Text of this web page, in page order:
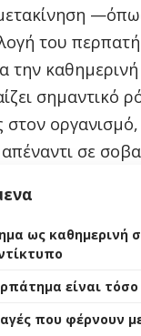
του
την
σημαντικό
στον
σε
ως καθημερινή
είναι
που φέρνουν